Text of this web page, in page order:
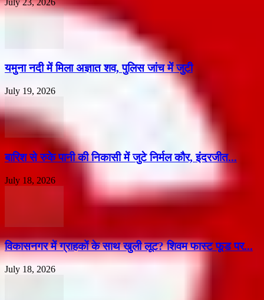
यमुना नदी में मिला अज्ञात शव, पुलिस जांच में जुटी
July 19, 2026
बारिश से रुके पानी की निकासी में जुटे निर्मल कौर, इंदरजीत...
July 18, 2026
विकासनगर में ग्राहकों के साथ खुली लूट? शिवम फास्ट फूड पर...
July 18, 2026